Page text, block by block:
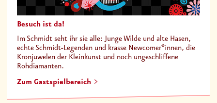
Besuch ist da!
Im Schmidt seht ihr sie alle: Junge Wilde und alte Hasen,
echte Schmidt-Legenden und krasse Newcomer*innen, die
Kronjuwelen der Kleinkunst und noch ungeschliffene
Rohdiamanten.
Zum Gastspielbereich